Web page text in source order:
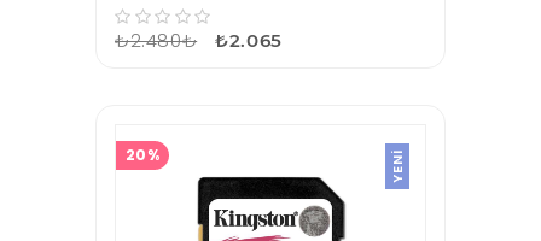
₺2.480₺ ₺2.065
20% YENI